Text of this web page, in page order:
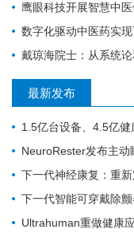
鹰眼科技开展智慧中
数字化驱动中医药实
戴琼海院士：从系统
最新发布
1.5亿台设备、4.5亿健
NeuroRester发布主动睡眠
下一代神经康复：重
下一代智能可穿戴除
Ultrahuman重做健康应用